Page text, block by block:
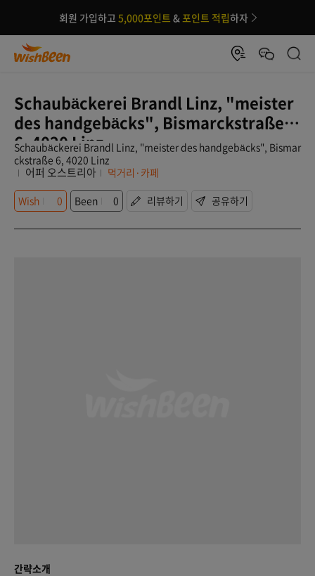
회원 가입하고 5,000포인트 &포인트 적립하자
Schaubäckerei Brandl Linz, "meister
des handgebäcks", Bismarckstraße
6, 4020 Linz
Schaubäckerei Brandl Linz, "meister des handgebäcks", Bismar
ckstraße 6, 4020 Linz
어퍼 오스트리아
먹거리·카페
Wish
0 Been 0 리뷰하기 공유하기
간략소개